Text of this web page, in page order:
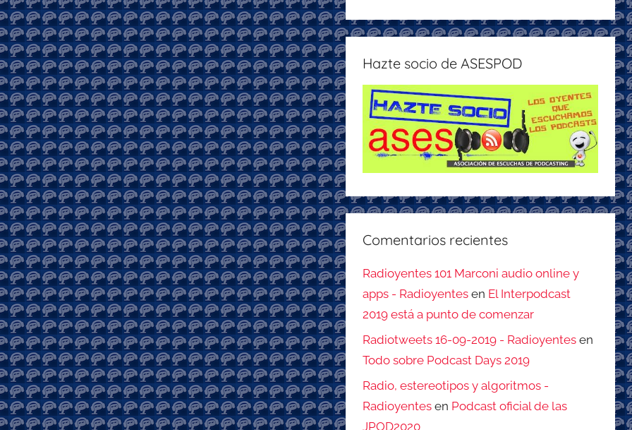
Hazte socio de ASESPOD
Comentarios recientes
Radioyentes 101 Marconi audio online y
apps - Radioyentes en El Interpodcast
2019 está a punto de comenzar
Radiotweets 16-09-2019 - Radioyentes en
Todo sobre Podcast Days 2019
Radio, estereotipos y algoritmos -
Radioyentes en Podcast oficial de las
JPOD2020